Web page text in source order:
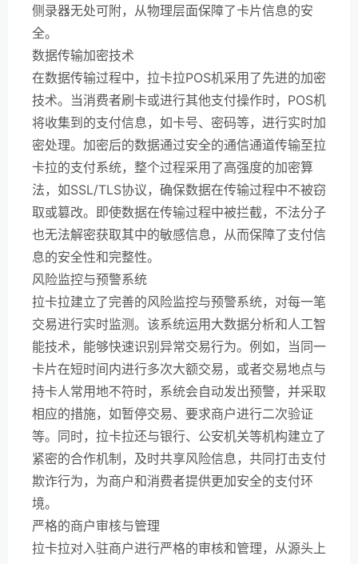
侧录器无处可附，从物理层面保障了卡片信息的安
全。
数据传输加密技术
在数据传输过程中，拉卡拉POS机采用了先进的加密
技术。当消费者刷卡或进行其他支付操作时，POS机
将收集到的支付信息，如卡号、密码等，进行实时加
密处理。加密后的数据通过安全的通信通道传输至拉
卡拉的支付系统，整个过程采用了高强度的加密算
法，如SSL/TLS协议，确保数据在传输过程中不被窃
取或篡改。即使数据在传输过程中被拦截，不法分子
也无法解密获取其中的敏感信息，从而保障了支付信
息的安全性和完整性。
风险监控与预警系统
拉卡拉建立了完善的风险监控与预警系统，对每一笔
交易进行实时监测。该系统运用大数据分析和人工智
能技术，能够快速识别异常交易行为。例如，当同一
卡片在短时间内进行多次大额交易，或者交易地点与
持卡人常用地不符时，系统会自动发出预警，并采取
相应的措施，如暂停交易、要求商户进行二次验证
等。同时，拉卡拉还与银行、公安机关等机构建立了
紧密的合作机制，及时共享风险信息，共同打击支付
欺诈行为，为商户和消费者提供更加安全的支付环
境。
严格的商户审核与管理
拉卡拉对入驻商户进行严格的审核和管理，从源头上